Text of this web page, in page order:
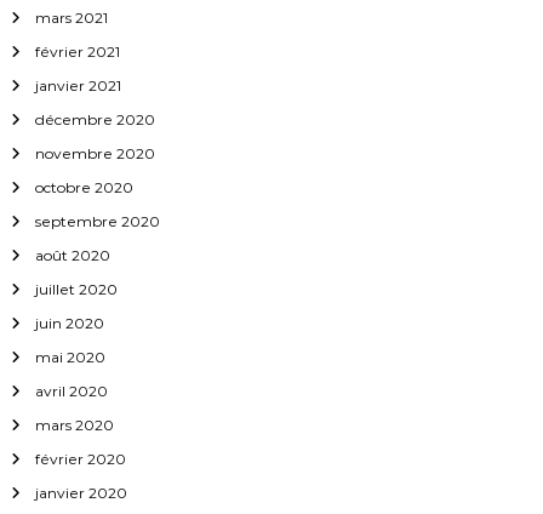
mars 2021
février 2021
janvier 2021
décembre 2020
novembre 2020
octobre 2020
septembre 2020
août 2020
juillet 2020
juin 2020
mai 2020
avril 2020
mars 2020
février 2020
janvier 2020